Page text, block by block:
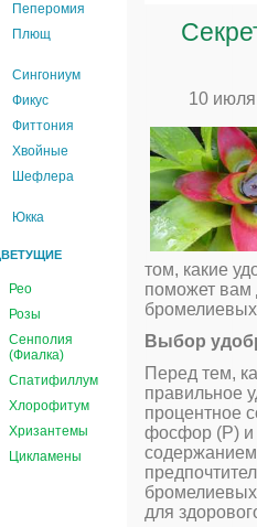
Пеперомия
Плющ
Сингониум
Фикус
Фиттония
Хвойные
Шефлера
Юкка
Рео
Розы
Сенполия
(Фиалка)
Спатифиллум
Хлорофитум
Хризантемы
Цикламены
10
том, какие
поможет вам
Выбор
Перед тем,
правильное
процентное
фосфор (P) и
для